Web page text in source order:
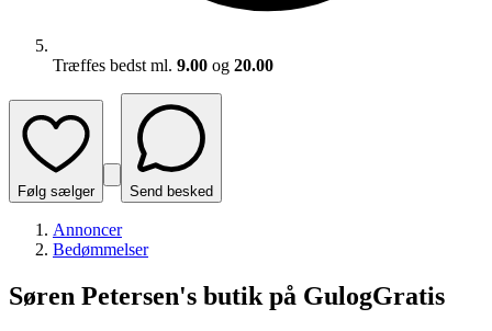
Træffes bedst ml. 9.00 og 20.00
Følg sælger Send besked
Annoncer
Bedømmelser
Søren Petersen's butik på GulogGratis